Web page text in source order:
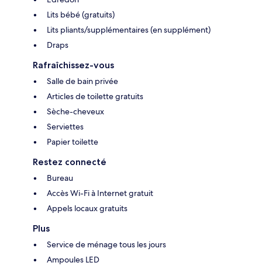
Lits bébé (gratuits)
Lits pliants/supplémentaires (en supplément)
Draps
Rafraîchissez-vous
Salle de bain privée
Articles de toilette gratuits
Sèche-cheveux
Serviettes
Papier toilette
Restez connecté
Bureau
Accès Wi-Fi à Internet gratuit
Appels locaux gratuits
Plus
Service de ménage tous les jours
Ampoules LED